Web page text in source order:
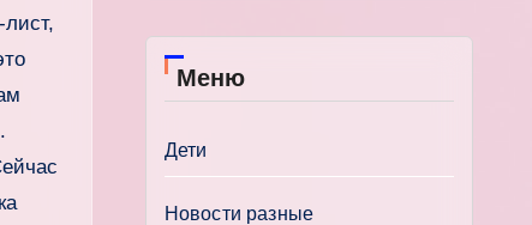
Меню
Дети
Новости разные